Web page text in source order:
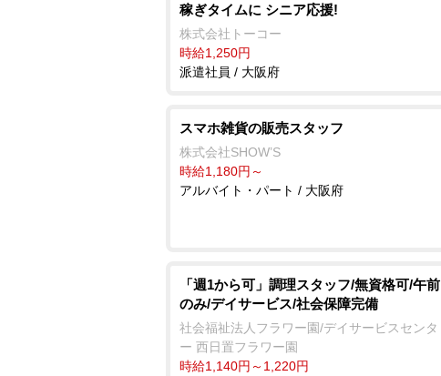
稼ぎタイムに シニア応援!
株式会社トーコー
時給1,250円
派遣社員 / 大阪府
スマホ雑貨の販売スタッフ
株式会社SHOW’S
時給1,180円～
アルバイト・パート / 大阪府
「週1から可」調理スタッフ/無資格可/午前
のみ/デイサービス/社会保障完備
社会福祉法人フラワー園/デイサービスセンタ
ー 西日置フラワー園
時給1,140円～1,220円